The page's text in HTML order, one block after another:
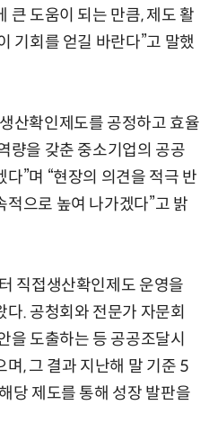
큰 도움이 되는 만큼, 제도 활
기회를 얻길 바란다”고 말했
산확인제도를 공정하고 효율
량을 갖춘 중소기업의 공공
”며 “현장의 의견을 적극 반
으로 높여 나가겠다”고 밝
직접생산확인제도 운영을
. 공청회와 전문가 자문회
을 도출하는 등 공공조달시
, 그 결과 지난해 말 기준 5
당 제도를 통해 성장 발판을